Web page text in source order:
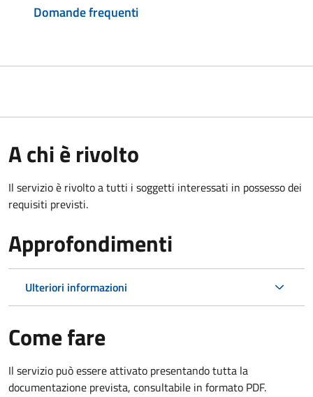
Domande frequenti
A chi è rivolto
Il servizio è rivolto a tutti i soggetti interessati in possesso dei
requisiti previsti.
Approfondimenti
Ulteriori informazioni
Come fare
Il servizio può essere attivato presentando tutta la
documentazione prevista, consultabile in formato PDF.